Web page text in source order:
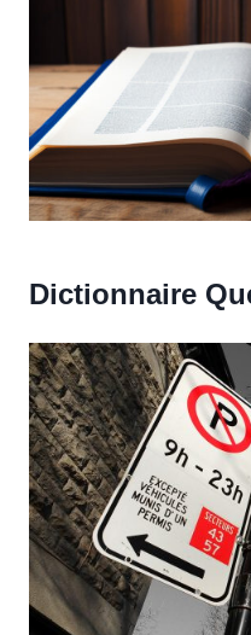
Dictionnaire